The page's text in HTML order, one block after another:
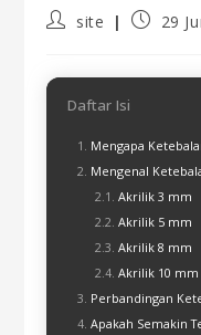
site 29
Daftar Isi
Mengapa
Mengenal
Akrilik 3 mm
Akrilik 5 mm
Akrilik 8 mm
Akrilik 10 mm
Perbandingan
Apakah Semakin